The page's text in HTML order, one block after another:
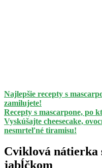
Najlepšie recepty s
zamilujete!
Recepty s mascarpone, po
Vyskúšajte cheesecake,
nesmrteľné tiramisu!
Cviklová nátierka
jabĺčkom